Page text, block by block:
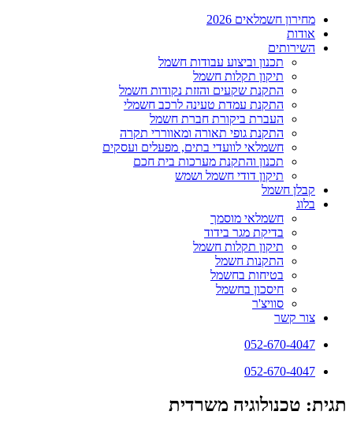
מחירון חשמלאים 2026
אודות
השירותים
תכנון וביצוע עבודות חשמל
תיקון תקלות חשמל
התקנת שקעים והזזת נקודות חשמל
התקנת עמדת טעינה לרכב חשמלי
העברת ביקורת חברת חשמל
התקנת גופי תאורה ומאווררי תקרה
חשמלאי לוועדי בתים, מפעלים ועסקים
תכנון והתקנת מערכות בית חכם
תיקון דודי חשמל ושמש
קבלן חשמל
בלוג
חשמלאי מוסמך
בדיקת מגר בידוד
תיקון תקלות חשמל
התקנות חשמל
בטיחות בחשמל
חיסכון בחשמל
סוויצ'ר
צור קשר
052-670-4047
052-670-4047
תגית: טכנולוגיה משרדית